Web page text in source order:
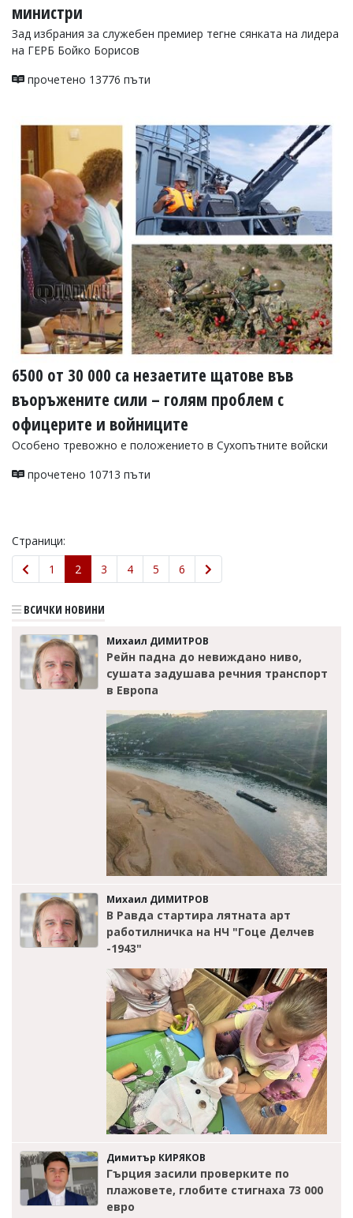
министри
Зад избрания за служебен премиер тегне сянката на лидера
на ГЕРБ Бойко Борисов
прочетено 13776 пъти
6500 от 30 000 са незаетите щатове във
въоръжените сили – голям проблем с
офицерите и войниците
Особено тревожно е положението в Сухопътните войски
прочетено 10713 пъти
Страници:
1
2 3 4 5 6
ВСИЧКИ НОВИНИ
Михаил ДИМИТРОВ
Рейн падна до невиждано ниво,
сушата задушава речния транспорт
в Европа
Михаил ДИМИТРОВ
В Равда стартира лятната арт
работилничка на НЧ "Гоце Делчев
-1943"
Димитър КИРЯКОВ
Гърция засили проверките по
плажовете, глобите стигнаха 73 000
евро